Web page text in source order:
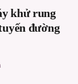
khử rung
đường